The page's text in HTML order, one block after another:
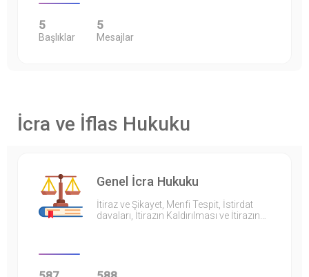
5
Başlıklar
5
Mesajlar
İcra ve İflas Hukuku
Genel İcra Hukuku
İtiraz ve Şikayet, Menfi Tespit, İstirdat
davaları, İtirazın Kaldırılması ve İtirazın…